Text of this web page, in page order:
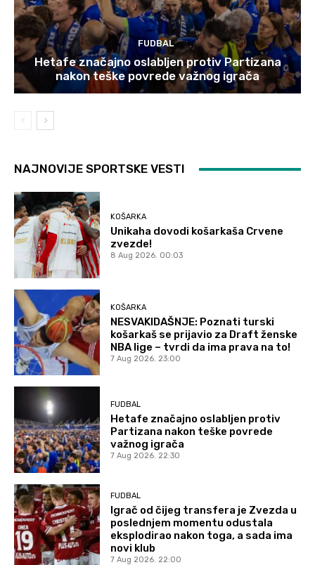
FUDBAL
Hetafe značajno oslabljen protiv Partizana
nakon teške povrede važnog igrača
NAJNOVIJE SPORTSKE VESTI
KOŠARKA
Unikaha dovodi košarkaša Crvene
zvezde!
8 Aug 2026. 00:03
KOŠARKA
NESVAKIDAŠNJE: Poznati turski
košarkaš se prijavio za Draft ženske
NBA lige – tvrdi da ima prava na to!
7 Aug 2026. 23:00
FUDBAL
Hetafe značajno oslabljen protiv
Partizana nakon teške povrede
važnog igrača
7 Aug 2026. 22:30
FUDBAL
Igrač od čijeg transfera je Zvezda u
poslednjem momentu odustala
eksplodirao nakon toga, a sada ima
novi klub
7 Aug 2026. 22:00